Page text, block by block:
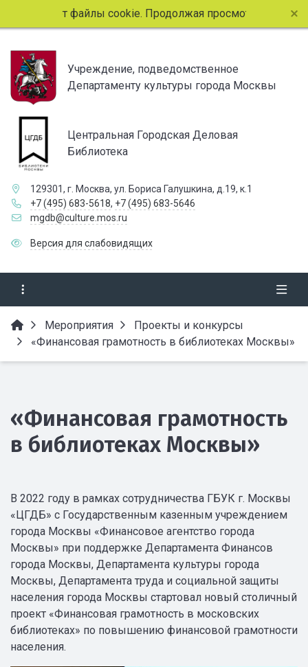
файлы cookie. Продолжая просмотр страниц
Учреждение, подведомственное
Департаменту культуры города Москвы
Центральная Городская Деловая
Библиотека
129301, г. Москва, ул. Бориса Галушкина, д.19, к.1
+7 (495) 683-5618, +7 (495) 683-5646
mgdb@culture.mos.ru
Версия для слабовидящих
Мероприятия
Проекты и конкурсы
«Финансовая грамотность в библиотеках Москвы»
«Финансовая грамотность
в библиотеках Москвы»
В 2022 году в рамках сотрудничества ГБУК г. Москвы
«ЦГДБ» с Государственным казенным учреждением
города Москвы «Финансовое агентство города
Москвы» при поддержке Департамента Финансов
города Москвы, Департамента культуры города
Москвы, Департамента труда и социальной защиты
населения города Москвы стартовал новый столичный
проект «Финансовая грамотность в московских
библиотеках» по повышению финансовой грамотности
населения.